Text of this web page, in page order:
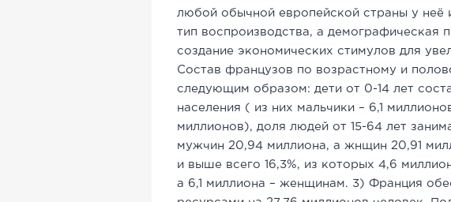
любой обычной европейской страны у неё
тип воспроизводства, а демографическая
создание экономических стимулов для
Состав французов по возрастному и
следующим образом: дети от 0-14 лет
населения ( из них мальчики – 6,1
миллионов), доля людей от 15-64 лет
мужчин 20,94 миллиона, а жнщин 20,91
и выше всего 16,3%, из которых 4,6
а 6,1 миллиона – женщинам. 3) Франция